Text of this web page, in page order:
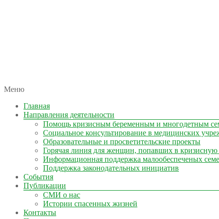
КОЛЫМА — ЗА ЖИЗНЬ
автономная некоммерческая организация
Меню
Главная
Направления деятельности
Помощь кризисным беременным и многодетным
Социальное консультирование в медицинских
Образовательные и просветительские проекты
Горячая линия для женщин, попавших в
Информационная поддержка малообеспеченых
Поддержка законодательных инициатив
События
Публикации
СМИ о нас
Истории спасенных жизней
Контакты